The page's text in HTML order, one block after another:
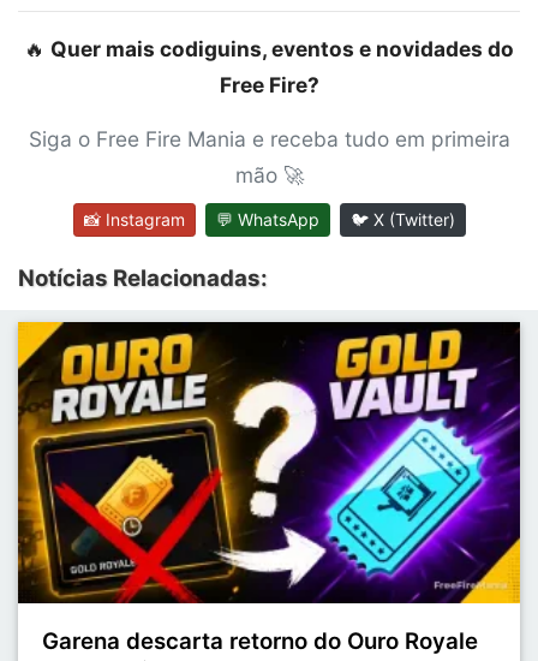
🔥 Quer mais codiguins, eventos e novidades do
Free Fire?
Siga o Free Fire Mania e receba tudo em primeira
mão 🚀
📸 Instagram 💬 WhatsApp 🐦 X (Twitter)
Notícias Relacionadas:
Garena descarta retorno do Ouro Royale